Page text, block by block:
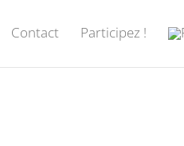
Contact Participez !